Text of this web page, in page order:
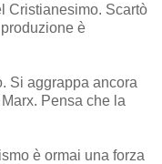
Cristianesimo. Scartò
è
Si aggrappa ancora
Pensa che la
è ormai una forza